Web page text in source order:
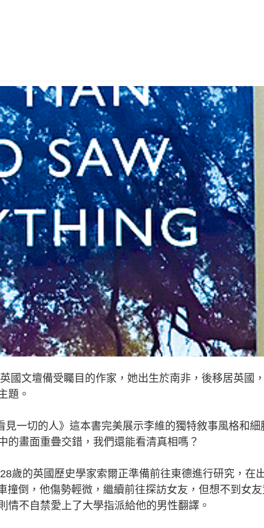
文壇備受矚目的作家，她出生於南非，後移居英國
題。
切的人》這本書完美展示李維的獨特敘事風格和細
的畫面重疊交錯，我們還能看清真相嗎？
的英國歷史學家索爾正準備前往東德進行研究，在
撞倒，他傷勢輕微，繼續前往探訪女友，但想不到女
不自禁愛上了大學指派給他的男性翻譯。